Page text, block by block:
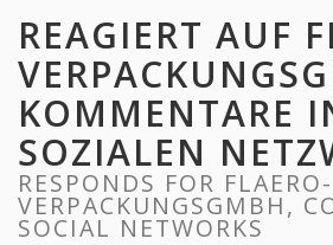
REAGIERT AUF
KOMMENTARE
SOZIALEN
RESPONDS FOR FLAERO-
VERPACKUNGSGMBH,
SOCIAL NETWORKS